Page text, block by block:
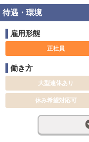
待遇・環境
雇用形態
正社員
働き方
大型連休あり
休み希望対応可
週休2日制
社員登用制度あり